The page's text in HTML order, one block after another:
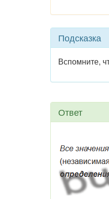
Подсказка
Вспомните,
Ответ